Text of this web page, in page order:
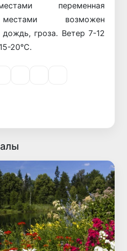
переменная
возможен
гроза. Ветер 7-12
20°С.